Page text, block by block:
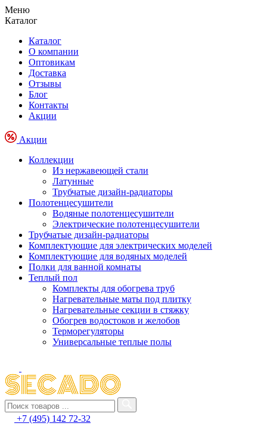
Меню
Каталог
Каталог
О компании
Оптовикам
Доставка
Отзывы
Блог
Контакты
Акции
Акции
Коллекции
Из нержавеющей стали
Латунные
Трубчатые дизайн-радиаторы
Полотенцесушители
Водяные полотенцесушители
Электрические полотенцесушители
Трубчатые дизайн-радиаторы
Комплектующие для электрических моделей
Комплектующие для водяных моделей
Полки для ванной комнаты
Теплый пол
Комплекты для обогрева труб
Нагревательные маты под плитку
Нагревательные секции в стяжку
Обогрев водостоков и желобов
Терморегуляторы
Универсальные теплые полы
+7 (495) 142 72-32